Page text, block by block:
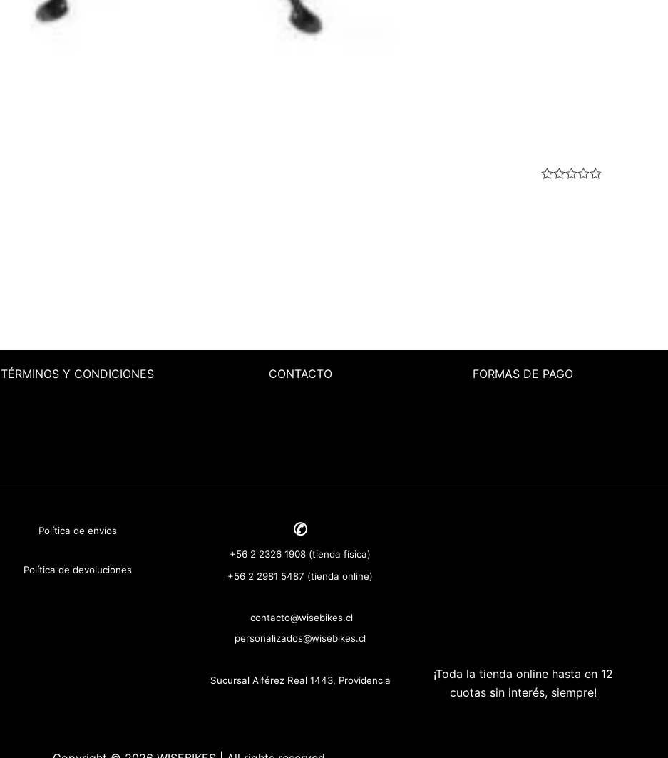
TÉRMINOS Y CONDICIONES CONTACTO FORMAS DE PAGO
Política de envíos
Política de devoluciones
✆
+56 2 2326 1908 (tienda física)
+56 2 2981 5487 (tienda online)
contacto@wisebikes.cl
personalizados@wisebikes.cl
Sucursal Alférez Real 1443, Providencia
¡Toda la tienda online hasta en 12
cuotas sin interés, siempre!